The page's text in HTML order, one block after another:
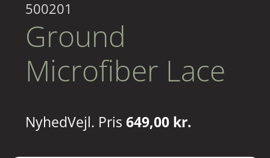
500201
Ground
Microfiber Lace
NyhedVejl. Pris 649,00 kr.